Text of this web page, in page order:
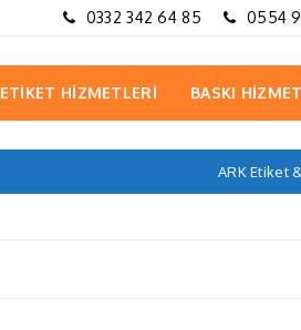
0332 342 64 85 0554
ETİKET HİZMETLERİ BASKI
ARK Etiket